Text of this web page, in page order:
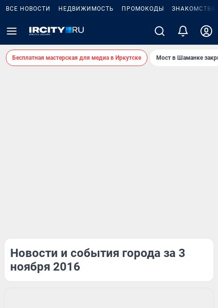
ВСЕ НОВОСТИ НЕДВИЖИМОСТЬ ПРОМОКОДЫ ЗНАКОМСТВА
Бесплатная мастерская для медиа в Иркутске Мост в Шаманке
Новости и события города за 3
ноября 2016